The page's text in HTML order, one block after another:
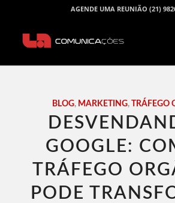
AGENDE UMA REUNIÃO (21)
BLOG, MARKETING, TRÁFEGO
GOOGLE:
TRÁFEGO
PODE